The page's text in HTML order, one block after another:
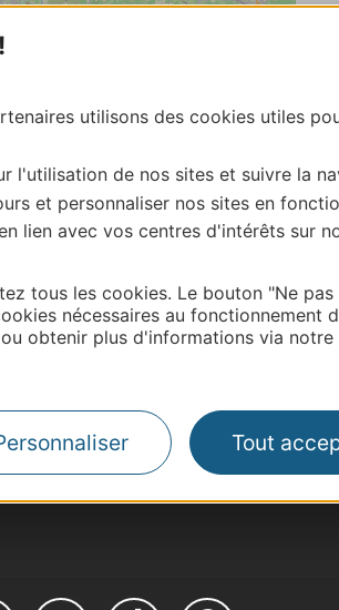
utilisons des cookies utiles
l'utilisation de nos sites et suivre la
et personnaliser nos sites en
lien avec vos centres d'intérêts sur
tous les cookies. Le bouton "Ne
nécessaires au fonctionnement
obtenir plus d'informations via
Tout
Leaflet| Map data © OpenStreetMap contributors
Thermalisme
Site presse et d'influence
Voyagistes